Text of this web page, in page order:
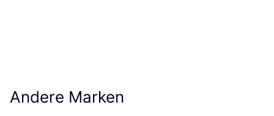
Andere Marken